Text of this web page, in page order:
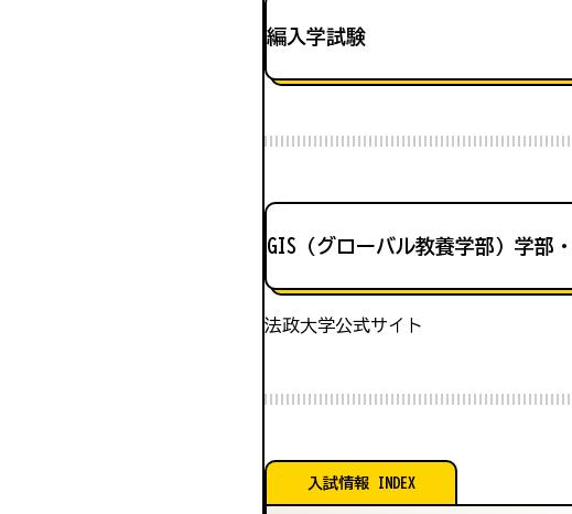
編入学試験
GIS（グローバル教養学部）学部
法政大学公式サイト
入試情報 INDEX